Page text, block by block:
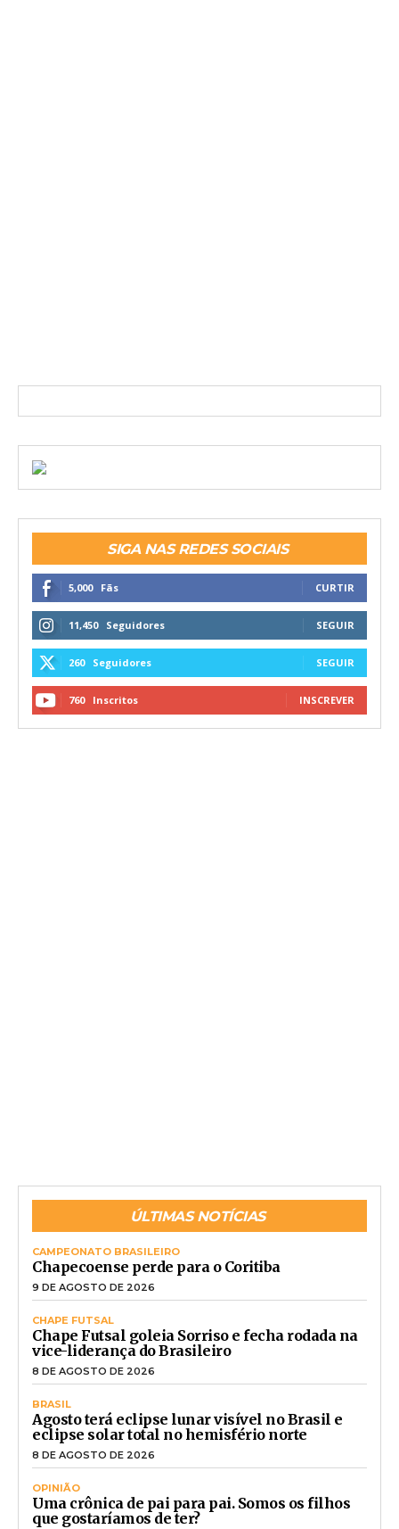
SIGA NAS REDES SOCIAIS
5,000 Fãs CURTIR
11,450 Seguidores SEGUIR
260 Seguidores SEGUIR
760 Inscritos INSCREVER
ÚLTIMAS NOTÍCIAS
CAMPEONATO BRASILEIRO
Chapecoense perde para o Coritiba
9 DE AGOSTO DE 2026
CHAPE FUTSAL
Chape Futsal goleia Sorriso e fecha rodada na
vice-liderança do Brasileiro
8 DE AGOSTO DE 2026
BRASIL
Agosto terá eclipse lunar visível no Brasil e
eclipse solar total no hemisfério norte
8 DE AGOSTO DE 2026
OPINIÃO
Uma crônica de pai para pai. Somos os filhos
que gostaríamos de ter?